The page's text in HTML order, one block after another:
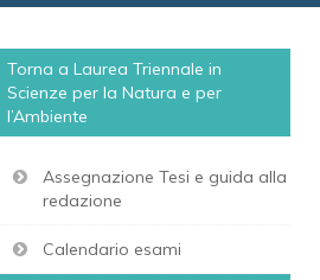
Torna a Laurea Triennale in
Scienze per la Natura e per
l’Ambiente
Assegnazione Tesi e guida alla
redazione
Calendario esami